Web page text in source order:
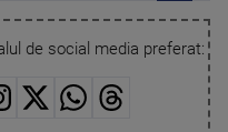
de social media preferat: